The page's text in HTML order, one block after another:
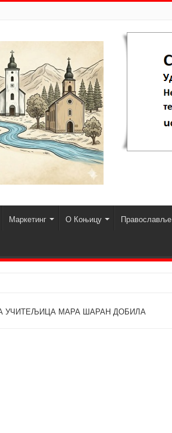
Маркетинг О Коњицу Православље
УЧИТЕЉИЦА МАРА ШАРАН ДОБИЛА